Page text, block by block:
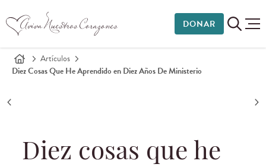
DONAR
Artículos
Diez Cosas Que He Aprendido en Diez Años De Ministerio
Diez cosas que he